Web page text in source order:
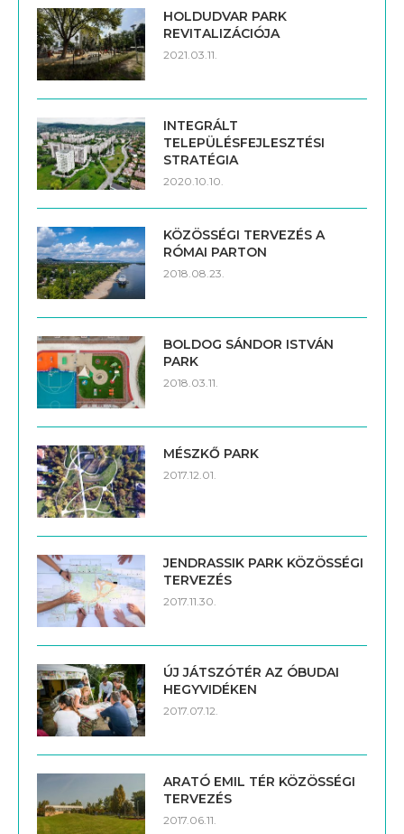
HOLDUDVAR PARK
REVITALIZÁCIÓJA
2021.03.11.
INTEGRÁLT
TELEPÜLÉSFEJLESZTÉSI
STRATÉGIA
2020.10.10.
KÖZÖSSÉGI TERVEZÉS A
RÓMAI PARTON
2018.08.23.
BOLDOG SÁNDOR ISTVÁN
PARK
2018.03.11.
MÉSZKŐ PARK
2017.12.01.
JENDRASSIK PARK KÖZÖSSÉGI
TERVEZÉS
2017.11.30.
ÚJ JÁTSZÓTÉR AZ ÓBUDAI
HEGYVIDÉKEN
2017.07.12.
ARATÓ EMIL TÉR KÖZÖSSÉGI
TERVEZÉS
2017.06.11.